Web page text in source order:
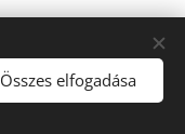
Összes elfogadása